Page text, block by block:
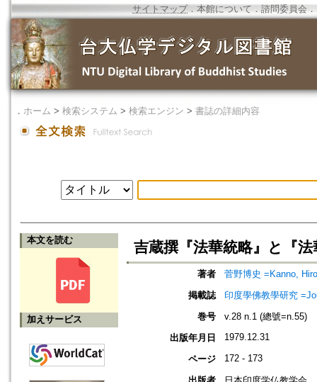
サイトマップ．本館について ． 諮問委員会 ．
． ホーム > 検索システム > 検索エンジン > 書誌の詳細内容
本文を読む
加えサービス
吉蔵撰『法華統略』と『
著者
菅野博史 =Kanno,
掲載誌
印度學佛教學研究
巻号
v.28 n.1 (總號=n.55)
出版年月日
1979.12.31
ページ 172 - 173